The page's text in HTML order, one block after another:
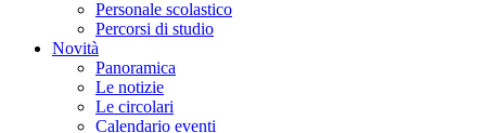
Personale scolastico
Percorsi di studio
Novità
Panoramica
Le notizie
Le circolari
Calendario eventi